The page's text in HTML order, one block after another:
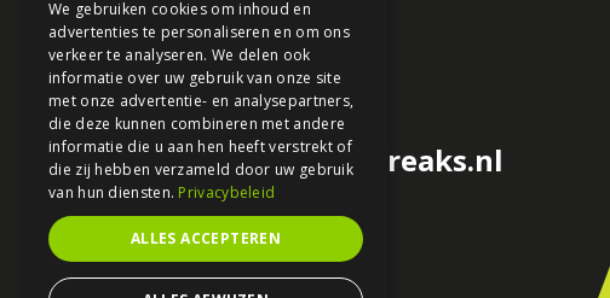
redactie@motorfreaks.nl
We gebruiken cookies om inhoud en
advertenties te personaliseren en om ons
verkeer te analyseren. We delen ook
informatie over uw gebruik van onze site
met onze advertentie- en analysepartners,
die deze kunnen combineren met andere
informatie die u aan hen heeft verstrekt of
die zij hebben verzameld door uw gebruik
van hun diensten. Privacybeleid
ALLES ACCEPTEREN